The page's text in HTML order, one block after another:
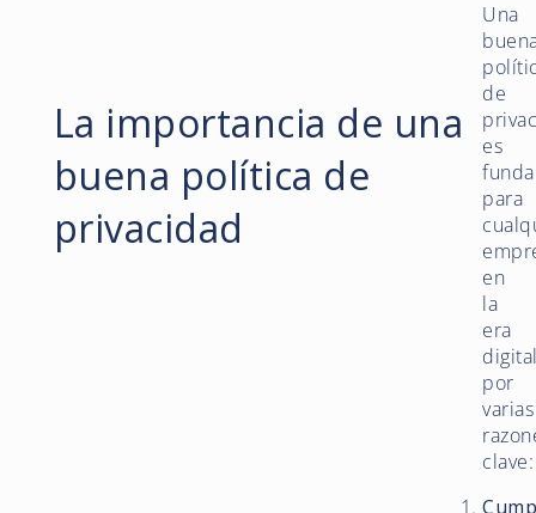
La importancia de una
buena política de
privacidad
Una
de
es
para
en
la
era
por
varias
clave: